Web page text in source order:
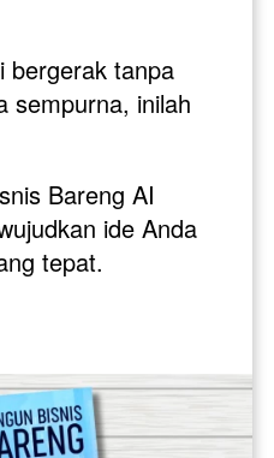
bergerak tanpa
sempurna, inilah
Bareng AI
ide Anda
tepat.